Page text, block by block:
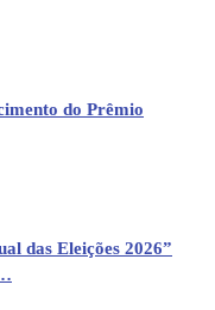
do Prêmio
das Eleições 2026”